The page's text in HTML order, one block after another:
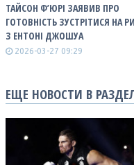
ТАЙСОН Ф’ЮРІ ЗАЯВИВ ПРО
ГОТОВНІСТЬ ЗУСТРІТИСЯ НА
З ЕНТОНІ ДЖОШУА
2026-03-27 09:29
ЕЩЕ НОВОСТИ В